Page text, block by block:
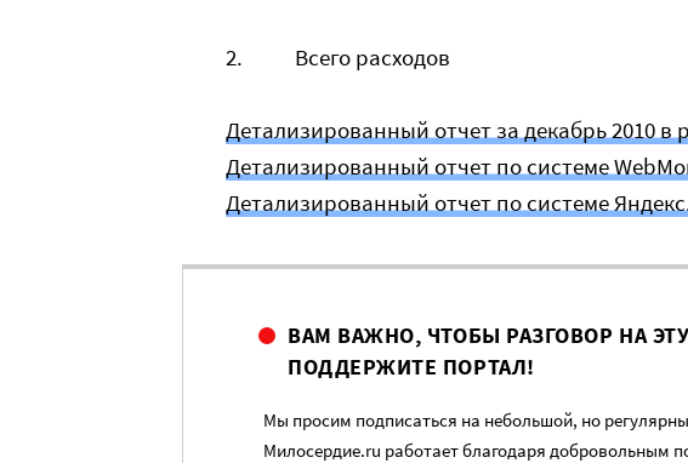
2.
Всего расходов
Детализированный отчет за декабрь 2010 в
Детализированный отчет по системе
Детализированный отчет по системе
ВАМ ВАЖНО, ЧТОБЫ РАЗГОВОР НА
ПОДДЕРЖИТЕ ПОРТАЛ!
Мы просим подписаться на небольшой, но
Милосердие.ru работает благодаря добровольным